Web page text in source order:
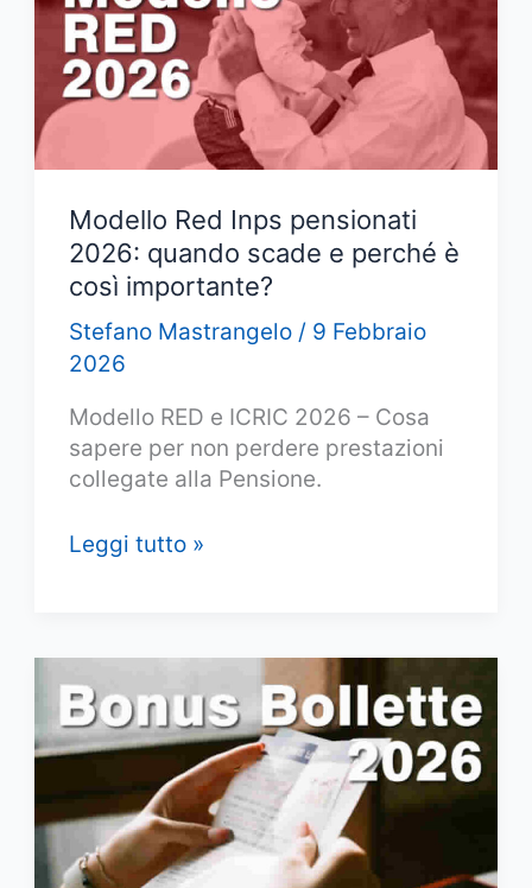
la
CU
da
sito
o
Modello Red Inps pensionati
2026: quando scade e perché è
così importante?
Stefano Mastrangelo/ 9 Febbraio
2026
Modello RED e ICRIC 2026 – Cosa
sapere per non perdere prestazioni
collegate alla Pensione.
Modello
2026:
quando
scade
e
perché
è
così
Leggi tutto »